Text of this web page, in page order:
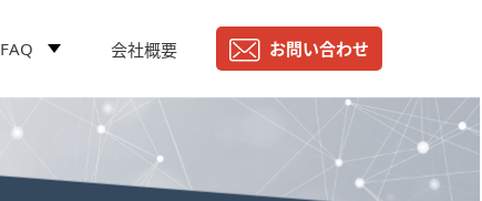
FAQ 会社概要 お問い合わせ